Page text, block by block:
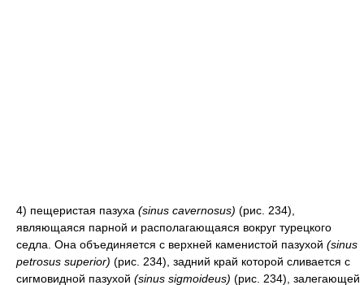
4) пещеристая пазуха (sinus cavernosus) (рис. 234),
являющаяся парной и располагающаяся вокруг турецкого
седла. Она объединяется с верхней каменистой пазухой (sinus
petrosus superior) (рис. 234), задний край которой сливается с
сигмовидной пазухой (sinus sigmoideus) (рис. 234), залегающей